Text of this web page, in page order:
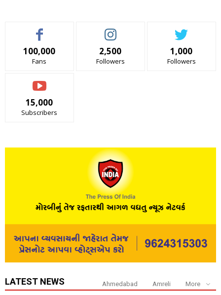
100,000
Fans
2,500
Followers
1,000
Followers
15,000
Subscribers
LATEST NEWS Ahmedabad Amreli More